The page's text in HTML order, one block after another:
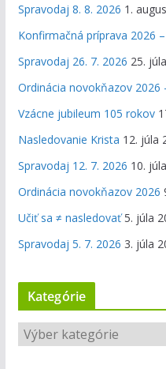
Spravodaj 8. 8. 2026 1.
Konfirmačná príprava 2026
Spravodaj 26. 7. 2026 25.
Ordinácia novokňazov 2026
Vzácne jubileum 105 rokov
Nasledovanie Krista 12. júla
Spravodaj 12. 7. 2026 10.
Ordinácia novokňazov 2026
Učiť sa ≠ nasledovať 5. júla
Spravodaj 5. 7. 2026 3. júla
Kategórie
K
a